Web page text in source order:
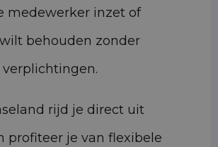
medewerker inzet of
behouden zonder
verplichtingen.
rijd je direct uit
profiteer je van flexibele